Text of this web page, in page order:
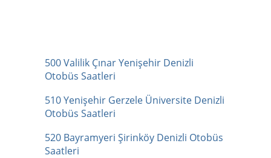
500 Valilik Çınar Yenişehir Denizli
Otobüs Saatleri
510 Yenişehir Gerzele Üniversite Denizli
Otobüs Saatleri
520 Bayramyeri Şirinköy Denizli Otobüs
Saatleri